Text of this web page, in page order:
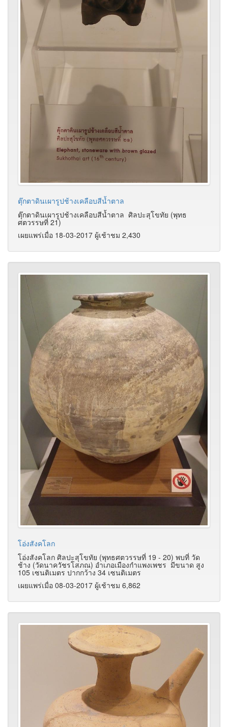
ตุ๊กตาดินเผารูปช้างเคลือบสีน้ำตาล
ตุ๊กตาดินเผารูปช้างเคลือบสีน้ำตาล ศิลปะสุโขทัย (พุทธ
ศตวรรษที่ 21)
เผยแพร่เมื่อ 18-03-2017 ผู้เช้าชม 2,430
โอ่งสังคโลก
โอ่งสังคโลก ศิลปะสุโขทัย (พุทธศตวรรษที่ 19 - 20) พบที่ วัด
ช้าง (วัดนาควัชรโสภณ) อำเภอเมืองกำแพงเพชร มีขนาด สูง
105 เซนติเมตร ปากกว้าง 34 เซนติเมตร
เผยแพร่เมื่อ 08-03-2017 ผู้เช้าชม 6,862